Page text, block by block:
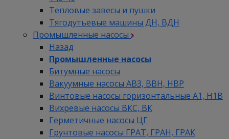
Тепловые завесы и пушки
Тягодутьевые машины ДН, ВДН
Промышленные насосы
Назад
Промышленные насосы
Битумные насосы
Вакуумные насосы АВЗ, ВВН, НВР
Винтовые насосы горизонтальные А1, Н1В
Вихревые насосы ВКС, ВК
Герметичные насосы ЦГ
Грунтовые насосы ГРАТ, ГРАН, ГРАК